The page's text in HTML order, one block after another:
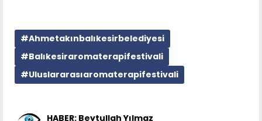
#Ahmetakınbalıkesirbelediyesi
#Balıkesiraromaterapifestivali
#Uluslararasıaromaterapifestivali
HABER: Beytullah Yılmaz